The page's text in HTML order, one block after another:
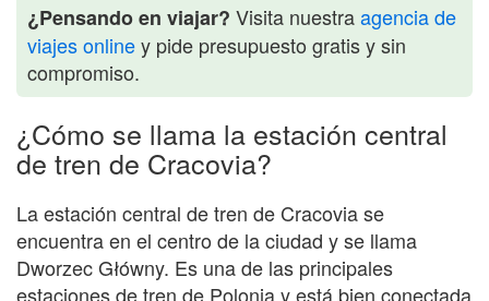
¿Pensando en viajar? Visita nuestraagencia de
viajes onliney pide presupuesto gratis y sin
compromiso.
¿Cómo se llama la estación central
de tren de Cracovia?
La estación central de tren de Cracovia se
encuentra en el centro de la ciudad y se llama
Dworzec Główny. Es una de las principales
estaciones de tren de Polonia y está bien conectada